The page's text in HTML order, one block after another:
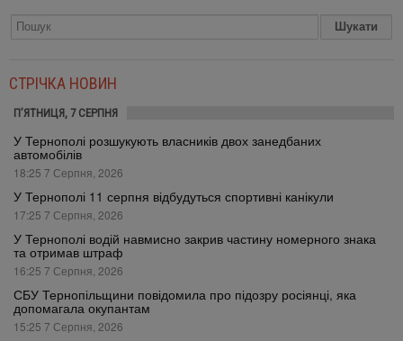
СТРІЧКА НОВИН
П’ЯТНИЦЯ, 7 СЕРПНЯ
У Тернополі розшукують власників двох занедбаних
автомобілів
18:25 7 Серпня, 2026
У Тернополі 11 серпня відбудуться спортивні канікули
17:25 7 Серпня, 2026
У Тернополі водій навмисно закрив частину номерного знака
та отримав штраф
16:25 7 Серпня, 2026
СБУ Тернопільщини повідомила про підозру росіянці, яка
допомагала окупантам
15:25 7 Серпня, 2026